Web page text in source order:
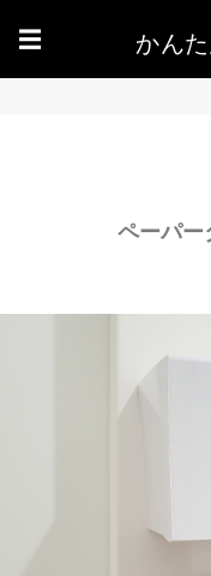
☰ かん
ペーパー